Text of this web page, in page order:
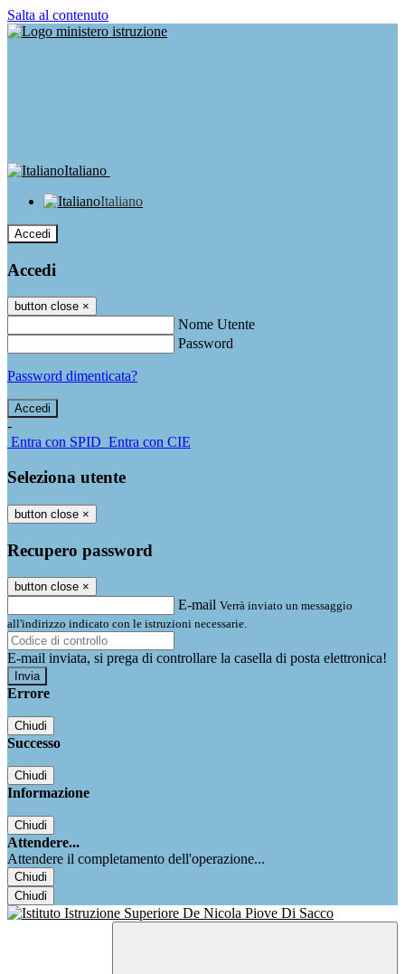
Salta al contenuto
Italiano
Italiano
Accedi
Accedi
button close ×
Nome Utente
Password
Password dimenticata?
-
Entra con SPID Entra con CIE
Seleziona utente
button close ×
Recupero password
button close ×
E-mail Verrà inviato un messaggio
all'indirizzo indicato con le istruzioni necessarie.
E-mail inviata, si prega di controllare la casella di posta elettronica!
Errore
Chiudi
Successo
Chiudi
Informazione
Chiudi
Attendere...
Attendere il completamento dell'operazione...
Chiudi
Chiudi